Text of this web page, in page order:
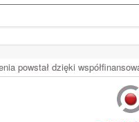
powstał dzięki